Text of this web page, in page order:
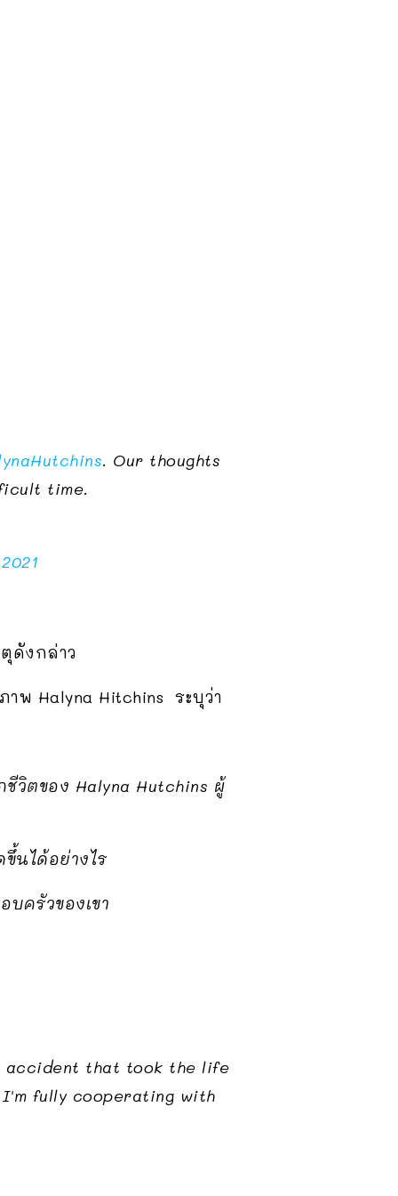
. Our thoughts
time.
ดังกล่าว
พ Halyna Hitchins ระบุว่า
วิตของ Halyna Hutchins ผู้
นได้อย่างไร
ครัวของเขา
accident that took the life
fully cooperating with